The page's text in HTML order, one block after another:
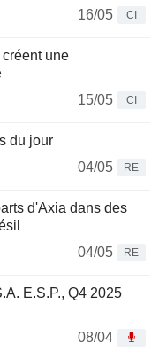
16/05
CI
une
15/05
CI
du jour
04/05
RE
d'Axia dans des
04/05
RE
E.S.P., Q4 2025
08/04